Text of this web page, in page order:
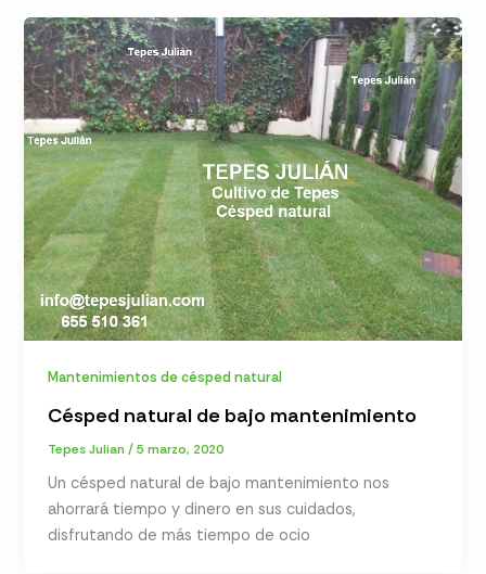
Mantenimientos de césped natural
Césped natural de bajo mantenimiento
Tepes Julian/5 marzo, 2020
Un césped natural de bajo mantenimiento nos
ahorrará tiempo y dinero en sus cuidados,
disfrutando de más tiempo de ocio